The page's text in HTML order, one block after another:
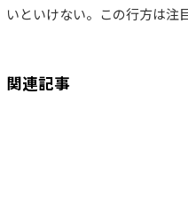
いといけない。この行方は注
関連記事